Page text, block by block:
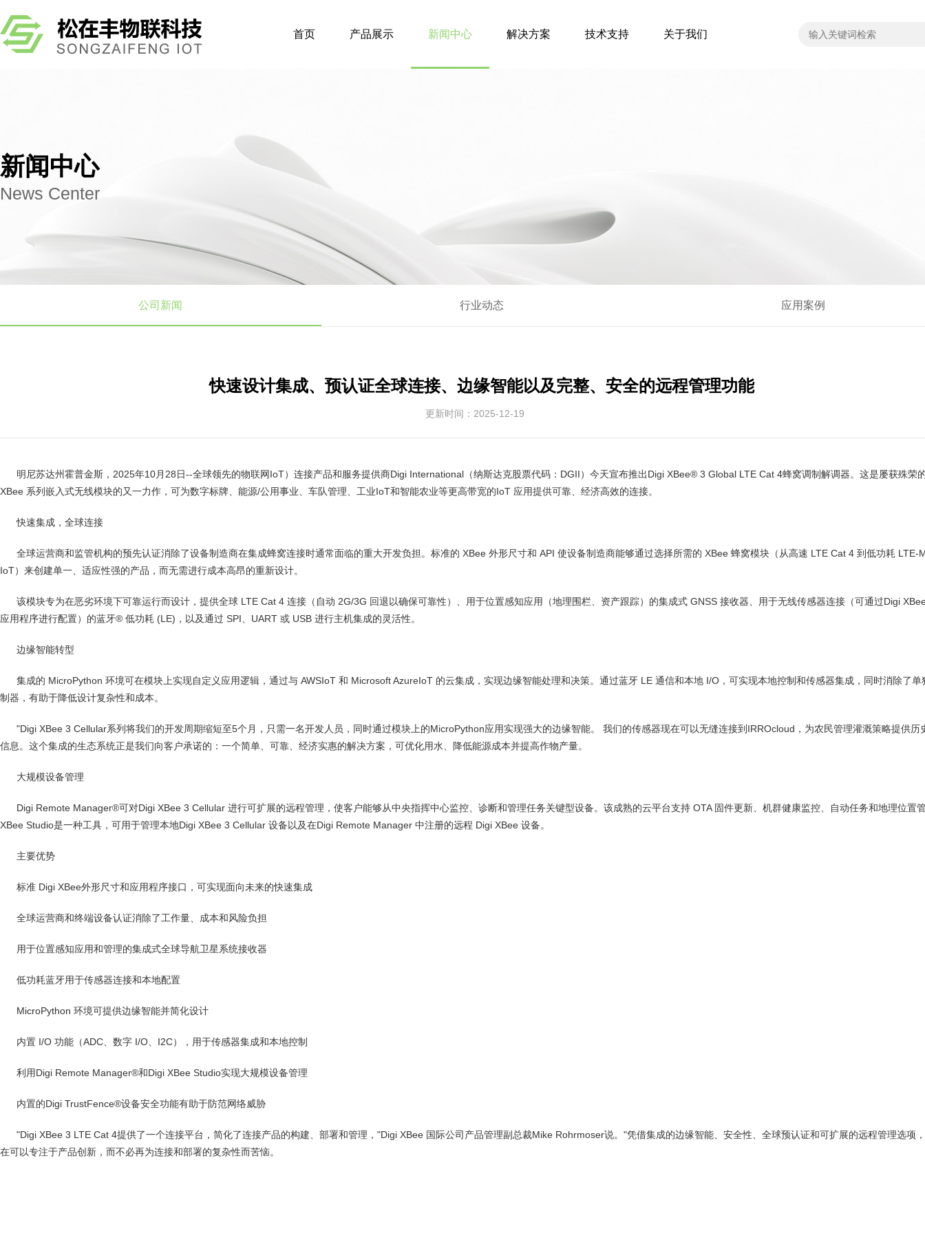
首页 产品展示 新闻中心 解决方案 技术支持 关于我们
新闻中心
News Center
公司新闻 行业动态 应用案例
快速设计集成、预认证全球连接、边缘智能以及完整、安全的远程管理功能
更新时间：2025-12-19
明尼苏达州霍普金斯，2025年10月28日--全球领先的物联网IoT）连接产品和服务提供商Digi International（纳斯达克股票代码：DGII）今天宣布推出Digi XBee® 3 Global LTE Cat 4蜂窝调制解调器。这是屡获殊荣
XBee 系列嵌入式无线模块的又一力作，可为数字标牌、能源/公用事业、车队管理、工业IoT和智能农业等更高带宽的IoT 应用提供可靠、经济高效的连接。
快速集成，全球连接
全球运营商和监管机构的预先认证消除了设备制造商在集成蜂窝连接时通常面临的重大开发负担。标准的 XBee 外形尺寸和 API 使设备制造商能够通过选择所需的 XBee 蜂窝模块（从高速 LTE Cat 4 到低功耗 LTE-
IoT）来创建单一、适应性强的产品，而无需进行成本高昂的重新设计。
该模块专为在恶劣环境下可靠运行而设计，提供全球 LTE Cat 4 连接（自动 2G/3G 回退以确保可靠性）、用于位置感知应用（地理围栏、资产跟踪）的集成式 GNSS 接收器、用于无线传感器连接（可通过Digi
应用程序进行配置）的蓝牙® 低功耗 (LE)，以及通过 SPI、UART 或 USB 进行主机集成的灵活性。
边缘智能转型
集成的 MicroPython 环境可在模块上实现自定义应用逻辑，通过与 AWSIoT 和 Microsoft AzureIoT 的云集成，实现边缘智能处理和决策。通过蓝牙 LE 通信和本地 I/O，可实现本地控制和传感器集成，同时消除了单
制器，有助于降低设计复杂性和成本。
"Digi XBee 3 Cellular系列将我们的开发周期缩短至5个月，只需一名开发人员，同时通过模块上的MicroPython应用实现强大的边缘智能。 我们的传感器现在可以无缝连接到IRROcloud，为农民管理灌溉策略提供历
信息。这个集成的生态系统正是我们向客户承诺的：一个简单、可靠、经济实惠的解决方案，可优化用水、降低能源成本并提高作物产量。
大规模设备管理
Digi Remote Manager®可对Digi XBee 3 Cellular 进行可扩展的远程管理，使客户能够从中央指挥中心监控、诊断和管理任务关键型设备。该成熟的云平台支持 OTA 固件更新、机群健康监控、自动任务和地理位置
XBee Studio是一种工具，可用于管理本地Digi XBee 3 Cellular 设备以及在Digi Remote Manager 中注册的远程 Digi XBee 设备。
主要优势
标准 Digi XBee外形尺寸和应用程序接口，可实现面向未来的快速集成
全球运营商和终端设备认证消除了工作量、成本和风险负担
用于位置感知应用和管理的集成式全球导航卫星系统接收器
低功耗蓝牙用于传感器连接和本地配置
MicroPython 环境可提供边缘智能并简化设计
内置 I/O 功能（ADC、数字 I/O、I2C），用于传感器集成和本地控制
利用Digi Remote Manager®和Digi XBee Studio实现大规模设备管理
内置的Digi TrustFence®设备安全功能有助于防范网络威胁
"Digi XBee 3 LTE Cat 4提供了一个连接平台，简化了连接产品的构建、部署和管理，"Digi XBee 国际公司产品管理副总裁Mike Rohrmoser说。"凭借集成的边缘智能、安全性、全球预认证和可扩展的远程管理选项
在可以专注于产品创新，而不必再为连接和部署的复杂性而苦恼。